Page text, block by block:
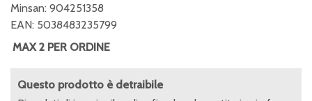
Minsan: 904251358
EAN: 5038483235799
MAX 2 PER ORDINE
Questo prodotto è detraibile